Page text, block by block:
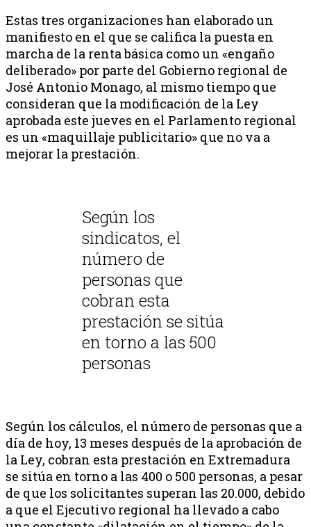
Estas tres organizaciones han elaborado un
manifiesto en el que se califica la puesta en
marcha de la renta básica como un «engaño
deliberado» por parte del Gobierno regional de
José Antonio Monago, al mismo tiempo que
consideran que la modificación de la Ley
aprobada este jueves en el Parlamento regional
es un «maquillaje publicitario» que no va a
mejorar la prestación.
Según los
sindicatos, el
número de
personas que
cobran esta
prestación se sitúa
en torno a las 500
personas
Según los cálculos, el número de personas que a
día de hoy, 13 meses después de la aprobación de
la Ley, cobran esta prestación en Extremadura
se sitúa en torno a las 400 o 500 personas, a pesar
de que los solicitantes superan las 20.000, debido
a que el Ejecutivo regional ha llevado a cabo